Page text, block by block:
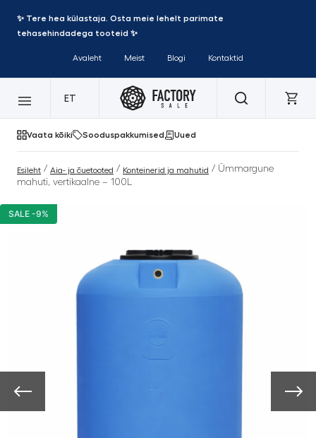
✨ Tere hea külastaja. Osta meie lehelt parimate
tehasehindadega tooteid ✨
Avaleht Meist Blogi Kontaktid
ET
Vaata kõiki Sooduspakkumised Uued
Esileht / Aia- ja õuetooted / Konteinerid ja mahutid / Ümmargune
mahuti, vertikaalne – 100L
SALE -9%